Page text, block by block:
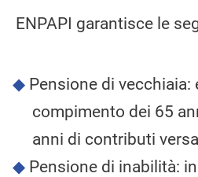
ENPAPI garantisce le
Pensione di vecchiaia:
compimento dei 65
anni di contributi
Pensione di inabilità: